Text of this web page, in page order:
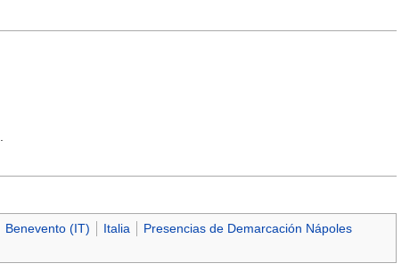
Benevento (IT) Italia
Presencias de Demarcación Nápoles